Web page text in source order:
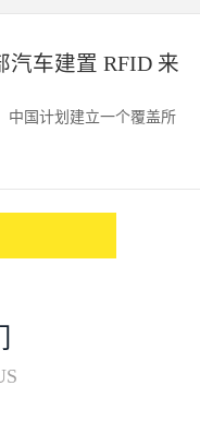
汽车建置 RFID 来
中国计划建立一个覆盖所